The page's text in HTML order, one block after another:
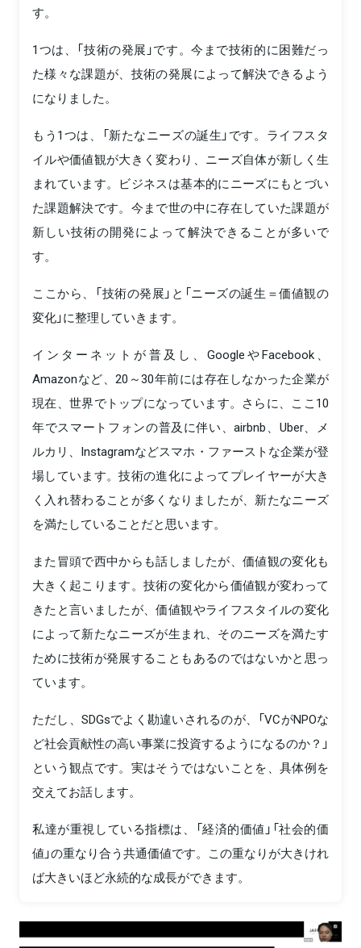
す。
1つは、「技術の発展」です。今まで技術的に困難だっ
た様々な課題が、技術の発展によって解決できるよう
になりました。
もう1つは、「新たなニーズの誕生」です。ライフスタ
イルや価値観が大きく変わり、ニーズ自体が新しく生
まれています。ビジネスは基本的にニーズにもとづい
た課題解決です。今まで世の中に存在していた課題が
新しい技術の開発によって解決できることが多いで
す。
ここから、「技術の発展」と「ニーズの誕生＝価値観の
変化」に整理していきます。
インターネットが普及し、GoogleやFacebook、
Amazonなど、20～30年前には存在しなかった企業が
現在、世界でトップになっています。さらに、ここ10
年でスマートフォンの普及に伴い、airbnb、Uber、メ
ルカリ、Instagramなどスマホ・ファーストな企業が登
場しています。技術の進化によってプレイヤーが大き
く入れ替わることが多くなりましたが、新たなニーズ
を満たしていることだと思います。
また冒頭で西中からも話しましたが、価値観の変化も
大きく起こります。技術の変化から価値観が変わって
きたと言いましたが、価値観やライフスタイルの変化
によって新たなニーズが生まれ、そのニーズを満たす
ために技術が発展することもあるのではないかと思っ
ています。
ただし、SDGsでよく勘違いされるのが、「VCがNPOな
ど社会貢献性の高い事業に投資するようになるのか？」
という観点です。実はそうではないことを、具体例を
交えてお話します。
私達が重視している指標は、「経済的価値」「社会的価
値」の重なり合う共通価値です。この重なりが大きけれ
ば大きいほど永続的な成長ができます。